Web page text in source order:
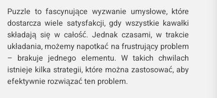
Puzzle to fascynujące wyzwanie umysłowe, które
dostarcza wiele satysfakcji, gdy wszystkie kawałki
składają się w całość. Jednak czasami, w trakcie
układania, możemy napotkać na frustrujący problem
– brakuje jednego elementu. W takich chwilach
istnieje kilka strategii, które można zastosować, aby
efektywnie rozwiązać ten problem.